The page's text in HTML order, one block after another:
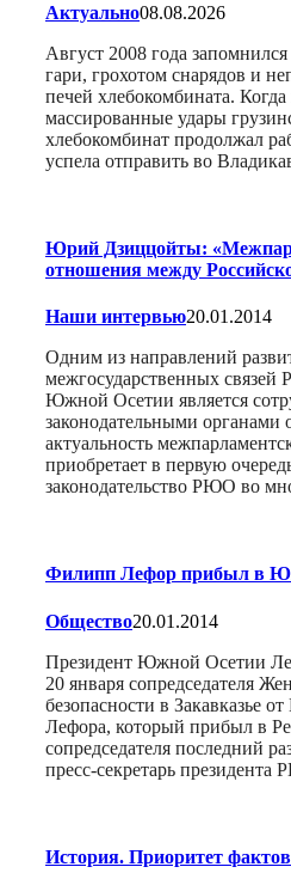
Актуально08.08.2026
Август 2008 года
гари, грохотом снарядов и
печей хлебокомбината.
массированные удары
хлебокомбинат продолжал
успела отправить во
Юрий Дзиццойты:
отношения между
Наши интервью20.01.2014
Одним из направлений
межгосударственных связей
Южной Осетии является
законодательными органами
актуальность
приобретает в первую
законодательство РЮО во
Филипп Лефор прибыл в
Общество20.01.2014
Президент Южной Осетии
20 января сопредседателя
безопасности в Закавказье
Лефора, который прибыл в
сопредседателя последний
пресс-секретарь
История. Приоритет